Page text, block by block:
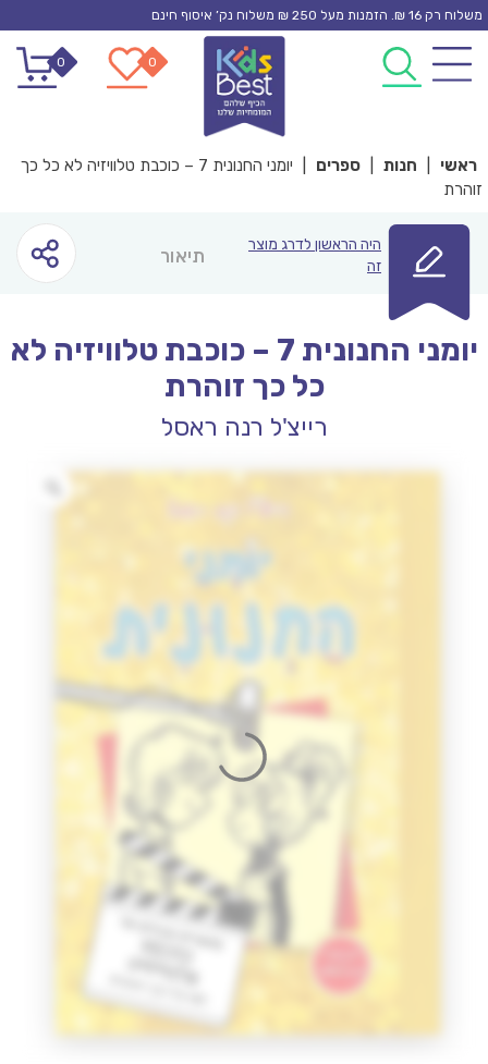
Skip
content
משלוח רק 16 ₪. הזמנות מעל 250 ₪ משלוח נק’ איסוף חינם
0
0
ראשי חנות ספרים
יומני החנונית 7 – כוכבת טלוויזיה לא כל כך
זוהרת
היה הראשון לדרג מוצר
זה
תיאור
יומני החנונית 7 – כוכבת טלוויזיה לא
כל כך זוהרת
רייצ'ל רנה ראסל